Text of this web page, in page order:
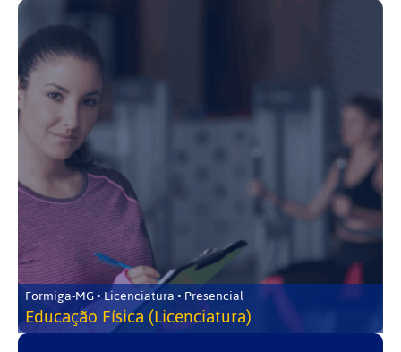
Formiga-MG • Licenciatura • Presencial
Educação Física (Licenciatura)